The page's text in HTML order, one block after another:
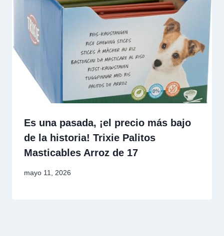
Es una pasada, ¡el precio más bajo
de la historia! Trixie Palitos
Masticables Arroz de 17
mayo 11, 2026